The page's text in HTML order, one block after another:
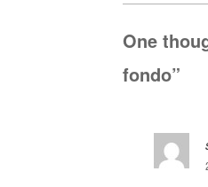
One
fondo”